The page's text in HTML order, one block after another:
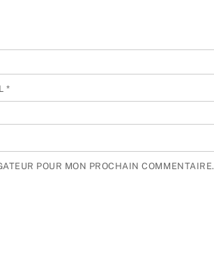
*
POUR MON PROCHAIN COMMENTAIRE.